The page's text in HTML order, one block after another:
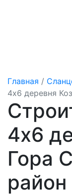
Главная /
4х6 деревня
4х6
Гора
район